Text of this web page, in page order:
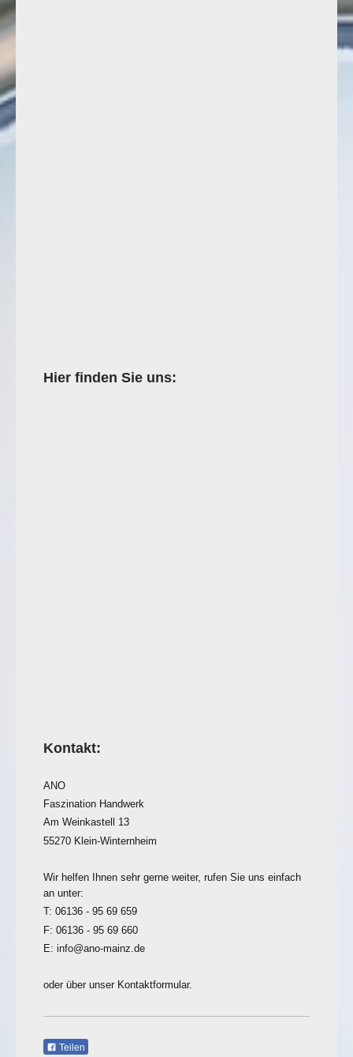
Hier finden Sie uns:
Kontakt:
ANO
Faszination Handwerk
Am Weinkastell 13
55270 Klein-Winternheim
Wir helfen Ihnen sehr gerne weiter, rufen Sie uns einfach
an unter:
T: 06136 - 95 69 659
F: 06136 - 95 69 660
E: info@ano-mainz.de
oder über unser Kontaktformular.
Teilen